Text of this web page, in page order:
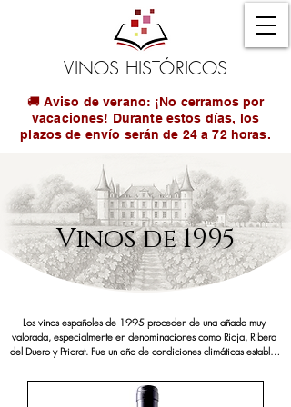
VINOS HISTÓRICOS
🚚 Aviso de verano: ¡No cerramos por
vacaciones! Durante estos días, los
plazos de envío serán de 24 a 72 horas.
Vinos de 1995
Los vinos españoles de 1995 proceden de una añada muy
valorada, especialmente en denominaciones como Rioja, Ribera
del Duero y Priorat. Fue un año de condiciones climáticas estables
excelente estructura, equilibrio y potencial de envejecimiento. Un
vino de 1995 es una opción perfecta para celebrar 29 años de